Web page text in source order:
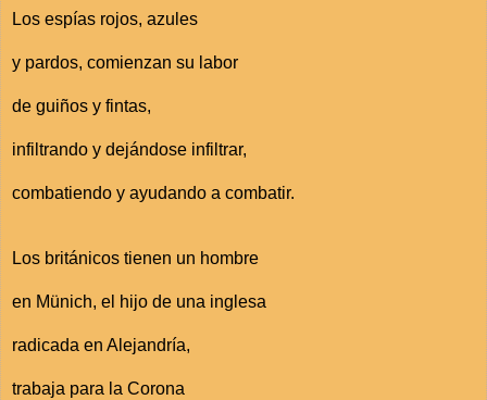
Los espías rojos, azules
y pardos, comienzan su labor
de guiños y fintas,
infiltrando y dejándose infiltrar,
combatiendo y ayudando a combatir.
Los británicos tienen un hombre
en Münich, el hijo de una inglesa
radicada en Alejandría,
trabaja para la Corona